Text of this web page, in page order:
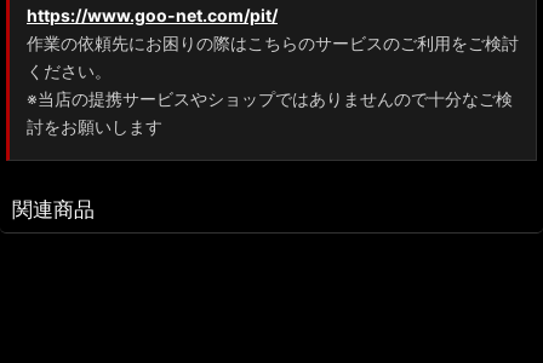
https://www.goo-net.com/pit/
作業の依頼先にお困りの際はこちらのサービスのご利用をご検討
ください。
※当店の提携サービスやショップではありませんので十分なご検
討をお願いします
関連商品